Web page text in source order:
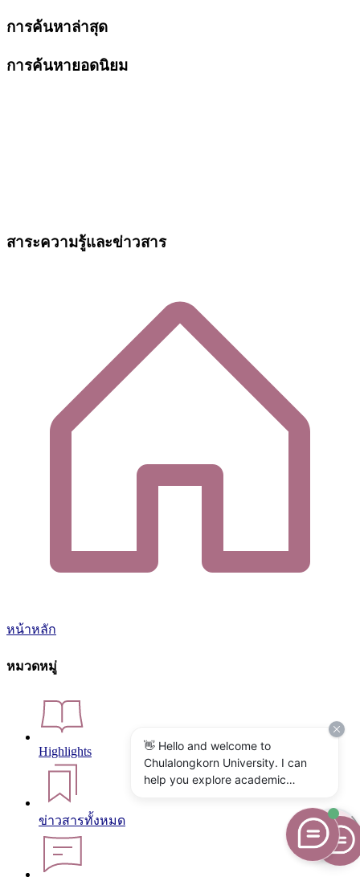
การค้นหาล่าสุด
การค้นหายอดนิยม
สาระความรู้และข่าวสาร
หน้าหลัก
หมวดหมู่
Highlights
ข่าวสารทั้งหมด
👋 Hello and welcome to
Chulalongkorn University. I can
help you explore academic